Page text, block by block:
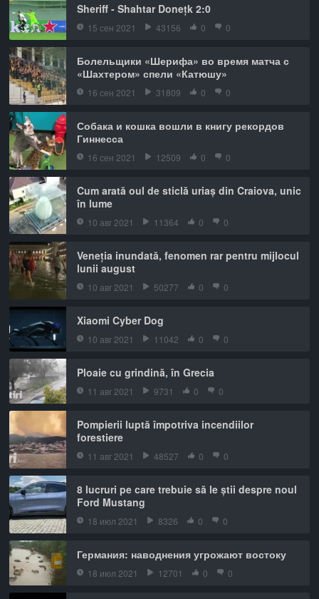
Sheriff - Shahtar Donețk 2:0
15 сен 2021 43156 0 0
Болельщики «Шерифа» во время матча с
«Шахтером» спели «Катюшу»
16 сен 2021 31809 0 0
Собака и кошка вошли в книгу рекордов
Гиннесса
16 сен 2021 12509 0 0
Cum arată oul de sticlă uriaș din Craiova, unic
în lume
10 авг 2021 11364 0 0
Veneția inundată, fenomen rar pentru mijlocul
lunii august
10 авг 2021 50277 0 0
Xiaomi Cyber Dog
10 авг 2021 11042 0 0
Ploaie cu grindină, în Grecia
11 авг 2021 9731 0 0
Pompierii luptă împotriva incendiilor
forestiere
11 авг 2021 48527 0 0
8 lucruri pe care trebuie să le știi despre noul
Ford Mustang
18 июл 2021 8326 0 0
Германия: наводнения угрожают востоку
18 июл 2021 12701 0 0